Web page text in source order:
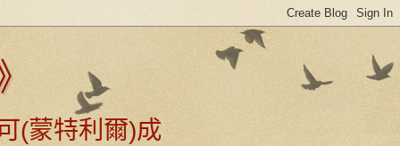
(蒙特利爾)成